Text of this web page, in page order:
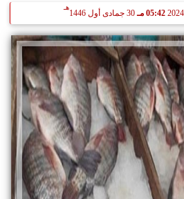
05:42 مـ 30 جمادى أول 1446
هـ